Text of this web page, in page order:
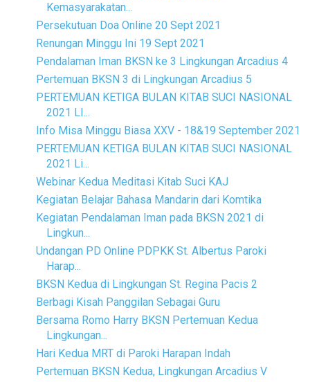
Kemasyarakatan...
Persekutuan Doa Online 20 Sept 2021
Renungan Minggu Ini 19 Sept 2021
Pendalaman Iman BKSN ke 3 Lingkungan Arcadius 4
Pertemuan BKSN 3 di Lingkungan Arcadius 5
PERTEMUAN KETIGA BULAN KITAB SUCI NASIONAL
2021 LI...
Info Misa Minggu Biasa XXV - 18&19 September 2021
PERTEMUAN KETIGA BULAN KITAB SUCI NASIONAL
2021 Li...
Webinar Kedua Meditasi Kitab Suci KAJ
Kegiatan Belajar Bahasa Mandarin dari Komtika
Kegiatan Pendalaman Iman pada BKSN 2021 di
Lingkun...
Undangan PD Online PDPKK St. Albertus Paroki
Harap...
BKSN Kedua di Lingkungan St. Regina Pacis 2
Berbagi Kisah Panggilan Sebagai Guru
Bersama Romo Harry BKSN Pertemuan Kedua
Lingkungan...
Hari Kedua MRT di Paroki Harapan Indah
Pertemuan BKSN Kedua, Lingkungan Arcadius V